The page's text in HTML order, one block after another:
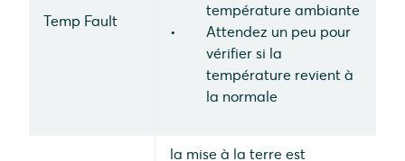
Temp Fault
température ambiante
Attendez un peu pour
vérifier si la
température revient à
la normale
la mise à la terre est